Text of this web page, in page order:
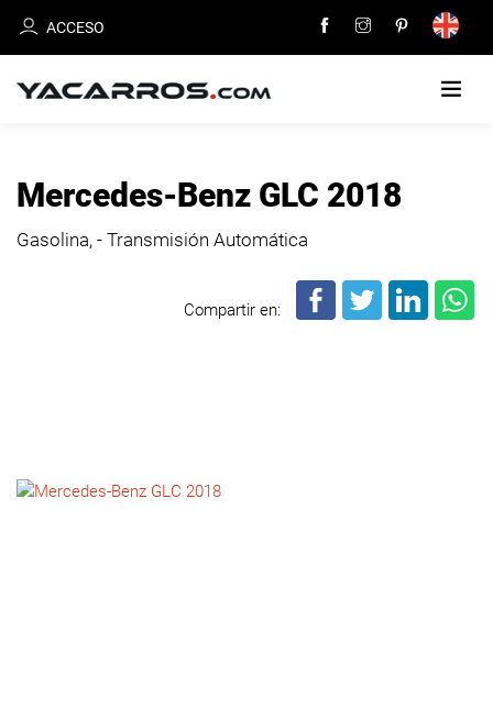
ACCESO
EN
NOTICIAS
Mercedes-Benz GLC 2018
Gasolina, - Transmisión Automática
Compartir en: